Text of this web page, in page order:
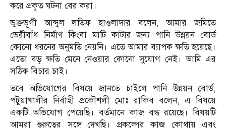
করে প্রকৃত ঘটনা বের করা।
ভুক্তভূগী আব্দুল লতিফ হাওলাদার বলেন, আমার জমিতে
ভেরীবাঁধ নির্মাণ কিংবা মাটি কাটার জন্য পানি উন্নয়ন বোর্ড
কোনো ধরনের অনুমতি নেয়নি। এতে আমার ব্যাপক ক্ষতি হয়েছে।
এতো বড় ক্ষতি মেনে নেওয়ার কোনো সুযোগ নেই। আমি এর
সঠিক বিচার চাই।
তবে অভিযোগের বিষয়ে জানতে চাইলে পানি উন্নয়ন বোর্ড,
পটুয়াখালীর নির্বাহী প্রকৌশলী মোঃ রাকিব বলেন, এ বিষয়ে
একটি অভিযোগ পেয়েছি। বর্তমানে কাজ বন্ধ রয়েছে। বিষয়টি
আমরা গুরুত্বের সঙ্গে দেখছি। প্রকল্পের কাজ কোথায় এবং